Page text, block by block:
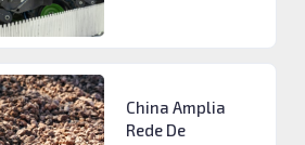
China Amplia
Rede De